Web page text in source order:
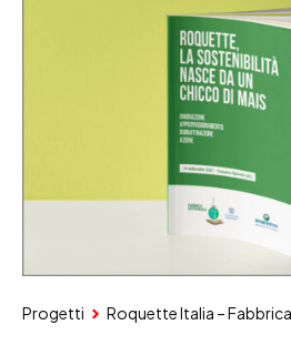
Progetti Roquette Italia –